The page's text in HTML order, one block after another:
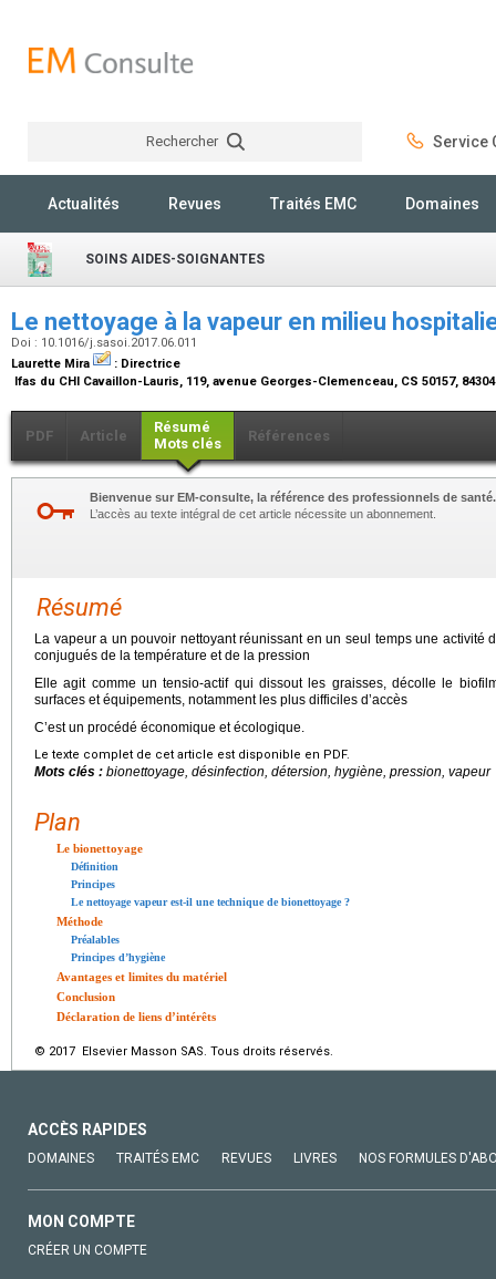
Rechercher Service
Actualités Revues Traités EMC Domaines
SOINS AIDES-SOIGNANTES
Le nettoyage à la vapeur en milieu
Doi : 10.1016/j.sasoi.2017.06.011
Laurette Mira
: Directrice
Ifas du CHI Cavaillon-Lauris, 119, avenue Georges-Clemenceau, CS 50157,
PDF Article
Résumé
Mots clés
Références
Bienvenue sur EM-consulte, la référence des professionnels de santé.
L’accès au texte intégral de cet article nécessite un abonnement.
Résumé
La vapeur a un pouvoir nettoyant réunissant en un seul temps une activité
conjugués de la température et de la pression
Elle agit comme un tensio-actif qui dissout les graisses, décolle le
surfaces et équipements, notamment les plus difficiles d’accès
C’est un procédé économique et écologique.
Le texte complet de cet article est disponible en PDF.
Mots clés : bionettoyage, désinfection, détersion, hygiène, pression, vapeur
Plan
Le bionettoyage
Définition
Principes
Le nettoyage vapeur est-il une technique de bionettoyage ?
Méthode
Préalables
Principes d’hygiène
Avantages et limites du matériel
Conclusion
Déclaration de liens d’intérêts
© 2017 Elsevier Masson SAS. Tous droits réservés.
ACCÈS RAPIDES
DOMAINES TRAITÉS EMC REVUES LIVRES NOS FORMULES
MON COMPTE
CRÉER UN COMPTE